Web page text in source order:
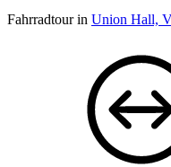
Fahrradtour in Union Hall,